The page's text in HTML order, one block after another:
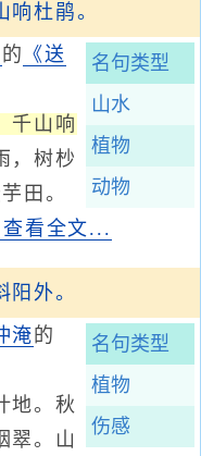
响杜鹃。
名句类型
山水
植物
动物
的 《送
千山响
，树杪
田。
看全文...
外。
名句类型
植物
伤感
淹 的
。秋
翠。山